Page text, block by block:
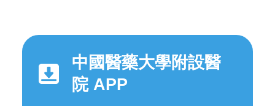
中國醫藥大學附設醫
院 APP